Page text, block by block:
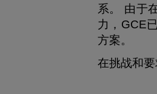
系。 由于
力，GCE
方案。
在挑战和